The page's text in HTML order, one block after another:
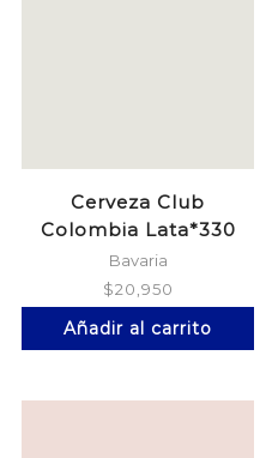
Cerveza Club
Colombia Lata*330
Negra
Bavaria
$20,950
Añadir al carrito